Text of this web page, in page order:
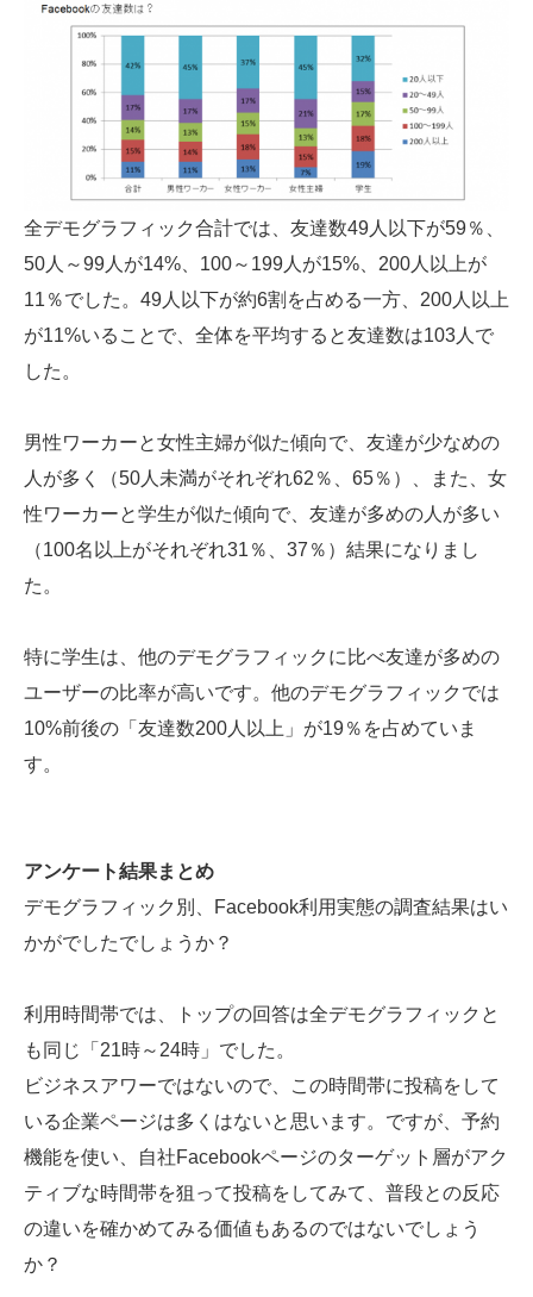
全デモグラフィック合計では、友達数49人以下が59％、
50人～99人が14%、100～199人が15%、200人以上が
11％でした。49人以下が約6割を占める一方、200人以上
が11%いることで、全体を平均すると友達数は103人で
した。
男性ワーカーと女性主婦が似た傾向で、友達が少なめの
人が多く（50人未満がそれぞれ62％、65％）、また、女
性ワーカーと学生が似た傾向で、友達が多めの人が多い
（100名以上がそれぞれ31％、37％）結果になりまし
た。
特に学生は、他のデモグラフィックに比べ友達が多めの
ユーザーの比率が高いです。他のデモグラフィックでは
10%前後の「友達数200人以上」が19％を占めていま
す。
アンケート結果まとめ
デモグラフィック別、Facebook利用実態の調査結果はい
かがでしたでしょうか？
利用時間帯では、トップの回答は全デモグラフィックと
も同じ「21時～24時」でした。
ビジネスアワーではないので、この時間帯に投稿をして
いる企業ページは多くはないと思います。ですが、予約
機能を使い、自社Facebookページのターゲット層がアク
ティブな時間帯を狙って投稿をしてみて、普段との反応
の違いを確かめてみる価値もあるのではないでしょう
か？